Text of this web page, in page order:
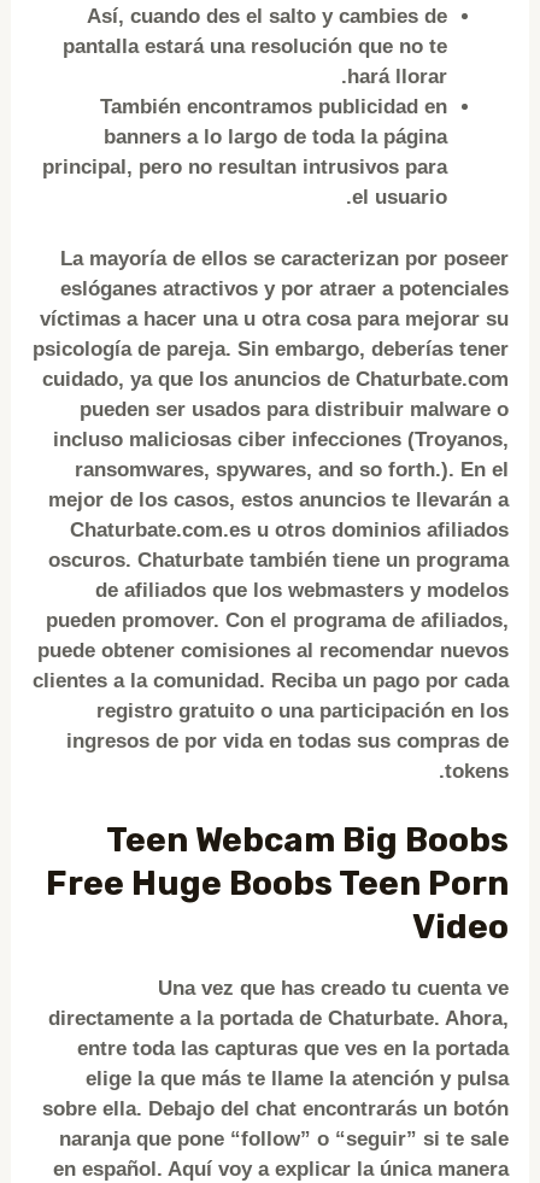
Así, cuando des el salto y cambies de
pantalla estará una resolución que no te
hará llorar.
También encontramos publicidad en
banners a lo largo de toda la página
principal, pero no resultan intrusivos para
el usuario.
La mayoría de ellos se caracterizan por poseer
eslóganes atractivos y por atraer a potenciales
víctimas a hacer una u otra cosa para mejorar su
psicología de pareja. Sin embargo, deberías tener
cuidado, ya que los anuncios de Chaturbate.com
pueden ser usados para distribuir malware o
incluso maliciosas ciber infecciones (Troyanos,
ransomwares, spywares, and so forth.). En el
mejor de los casos, estos anuncios te llevarán a
Chaturbate.com.es u otros dominios afiliados
oscuros. Chaturbate también tiene un programa
de afiliados que los webmasters y modelos
pueden promover. Con el programa de afiliados,
puede obtener comisiones al recomendar nuevos
clientes a la comunidad. Reciba un pago por cada
registro gratuito o una participación en los
ingresos de por vida en todas sus compras de
tokens.
Teen Webcam Big Boobs
Free Huge Boobs Teen Porn
Video
Una vez que has creado tu cuenta ve
directamente a la portada de Chaturbate. Ahora,
entre toda las capturas que ves en la portada
elige la que más te llame la atención y pulsa
sobre ella. Debajo del chat encontrarás un botón
naranja que pone “follow” o “seguir” si te sale
en español. Aquí voy a explicar la única manera